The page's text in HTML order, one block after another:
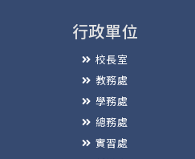
行政單位
校長室
教務處
學務處
總務處
實習處